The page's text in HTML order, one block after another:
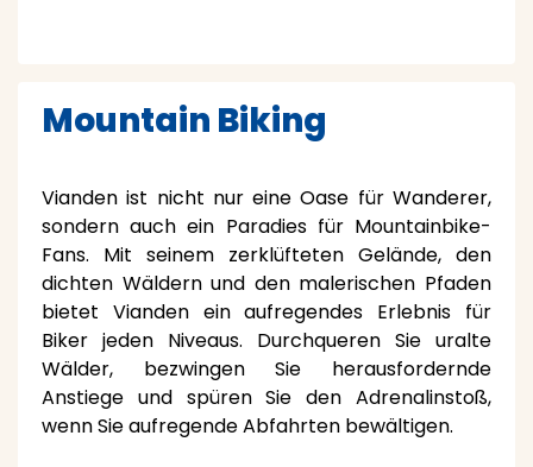
Mountain Biking
Vianden ist nicht nur eine Oase für Wanderer,
sondern auch ein Paradies für Mountainbike-
Fans. Mit seinem zerklüfteten Gelände, den
dichten Wäldern und den malerischen Pfaden
bietet Vianden ein aufregendes Erlebnis für
Biker jeden Niveaus. Durchqueren Sie uralte
Wälder, bezwingen Sie herausfordernde
Anstiege und spüren Sie den Adrenalinstoß,
wenn Sie aufregende Abfahrten bewältigen.